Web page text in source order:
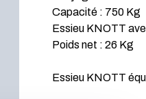
Capacité : 750 Kg
Essieu KNOTT
Poids net : 26 Kg
Essieu KNOTT